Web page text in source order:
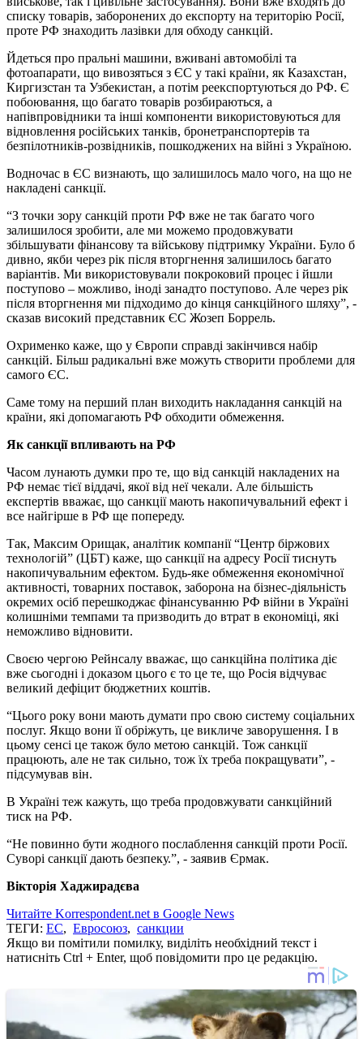
списку товарів, заборонених до експорту на територію Росії,
проте РФ знаходить лазівки для обходу санкцій.
Йдеться про пральні машини, вживані автомобілі та
фотоапарати, що вивозяться з ЄС у такі країни, як Казахстан,
Киргизстан та Узбекистан, а потім реекспортуються до РФ. Є
побоювання, що багато товарів розбираються, а
напівпровідники та інші компоненти використовуються для
відновлення російських танків, бронетранспортерів та
безпілотників-розвідників, пошкоджених на війні з Україною.
Водночас в ЄС визнають, що залишилось мало чого, на що не
накладені санкції.
“З точки зору санкцій проти РФ вже не так багато чого
залишилося зробити, але ми можемо продовжувати
збільшувати фінансову та військову підтримку України. Було б
дивно, якби через рік після вторгнення залишилось багато
варіантів. Ми використовували покроковий процес і йшли
поступово – можливо, іноді занадто поступово. Але через рік
після вторгнення ми підходимо до кінця санкційного шляху”, -
сказав високий представник ЄС Жозеп Боррель.
Охрименко каже, що у Європи справді закінчився набір
санкцій. Більш радикальні вже можуть створити проблеми для
самого ЄС.
Саме тому на перший план виходить накладання санкцій на
країни, які допомагають РФ обходити обмеження.
Як санкції впливають на РФ
Часом лунають думки про те, що від санкцій накладених на
РФ немає тієї віддачі, якої від неї чекали. Але більшість
експертів вважає, що санкції мають накопичувальний ефект і
все найгірше в РФ ще попереду.
Так, Максим Орищак, аналітик компанії “Центр біржових
технологій” (ЦБТ) каже, що санкції на адресу Росії тиснуть
накопичувальним ефектом. Будь-яке обмеження економічної
активності, товарних поставок, заборона на бізнес-діяльність
окремих осіб перешкоджає фінансуванню РФ війни в Україні
колишніми темпами та призводить до втрат в економіці, які
неможливо відновити.
Своєю чергою Рейнсалу вважає, що санкційна політика діє
вже сьогодні і доказом цього є то це те, що Росія відчуває
великий дефіцит бюджетних коштів.
“Цього року вони мають думати про свою систему соціальних
послуг. Якщо вони її обріжуть, це викличе заворушення. І в
цьому сенсі це також було метою санкцій. Тож санкції
працюють, але не так сильно, тож їх треба покращувати”, -
підсумував він.
В Україні теж кажуть, що треба продовжувати санкційний
тиск на РФ.
“Не повинно бути жодного послаблення санкцій проти Росії.
Суворі санкції дають безпеку.”, - заявив Єрмак.
Вікторія Хаджирадєва
Читайте Korrespondent.net в Google News
ТЕГИ: ЕС, Евросоюз, санкции
Якщо ви помітили помилку, виділіть необхідний текст і
натисніть Ctrl + Enter, щоб повідомити про це редакцію.